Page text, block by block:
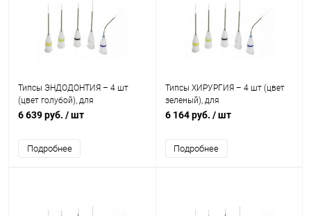
Типсы ЭНДОДОНТИЯ – 4 шт
(цвет голубой), для
стоматологического лазера
6 639 руб. / шт
Подробнее
Типсы ХИРУРГИЯ – 4 шт (цвет
зеленый), для
стоматологического лазера
6 164 руб. / шт
Подробнее